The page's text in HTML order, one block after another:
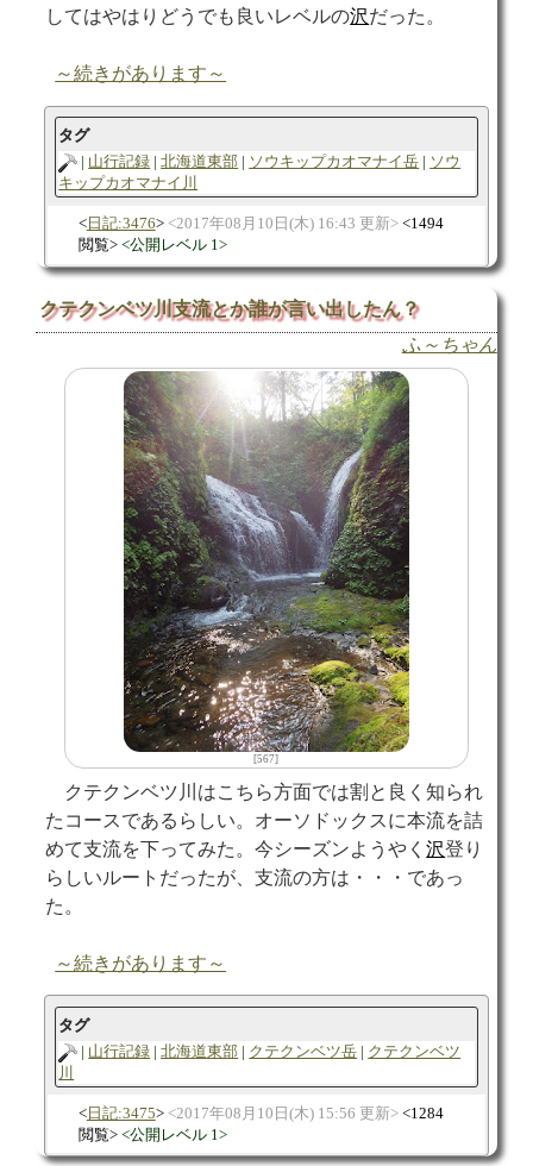
してはやはりどうでも良いレベルの沢だった。
～続きがあります～
タグ
山行記録
北海道東部 ソウキップカオマナイ岳
ソウ
キップカオマナイ川
日記:3476 2017年08月10日(木) 16:43 更新
1494
閲覧
公開レベル 1
クテクンベツ川支流とか誰が言い出したん？
ふ～ちゃん
[567]
クテクンベツ川はこちら方面では割と良く知られ
たコースであるらしい。オーソドックスに本流を詰
めて支流を下ってみた。今シーズンようやく沢登り
らしいルートだったが、支流の方は・・・であっ
た。
～続きがあります～
タグ
山行記録
北海道東部 クテクンベツ岳
クテクンベツ
川
日記:3475 2017年08月10日(木) 15:56 更新
1284
閲覧
公開レベル 1